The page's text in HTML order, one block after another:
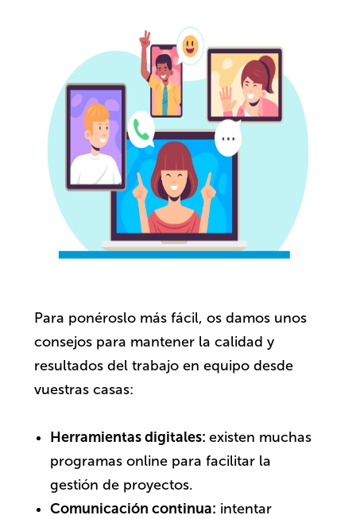
Para ponéroslo más fácil, os damos unos
consejos para mantener la calidad y
resultados del trabajo en equipo desde
vuestras casas:
Herramientas digitales: existen muchas
programas online para facilitar la
gestión de proyectos.
Comunicación continua: intentar